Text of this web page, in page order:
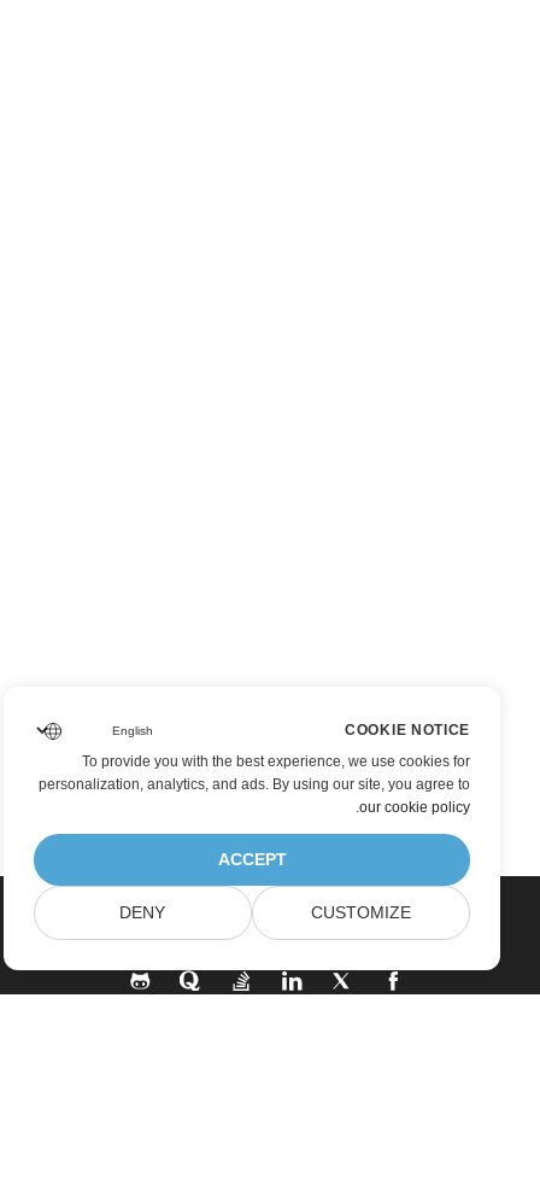
COOKIE NOTICE
To provide you with the best experience, we use cookies for
personalization, analytics, and ads. By using our site, you agree to
our cookie policy
.
ACCEPT
CUSTOMIZE
DENY